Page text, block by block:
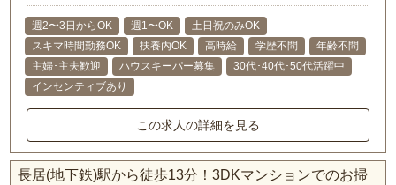
週2〜3日からOK 週1〜OK
土日祝のみOK
スキマ時間勤務OK
扶養内OK 高時給 学歴不問
年齢不問
主婦･主夫歓迎
ハウスキーパー募集
30代･40代･50代活躍中
インセンティブあり
この求人の詳細を見る
長居(地下鉄)駅から徒歩13分！3DKマンションでのお掃